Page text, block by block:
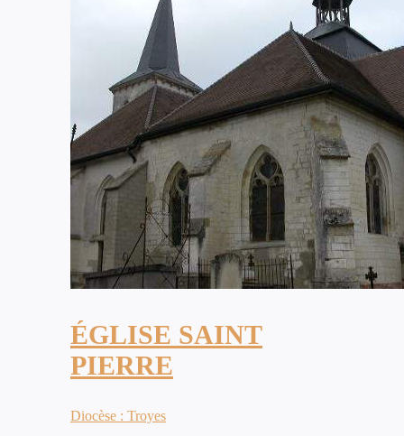
ÉGLISE SAINT
PIERRE
Diocèse : Troyes